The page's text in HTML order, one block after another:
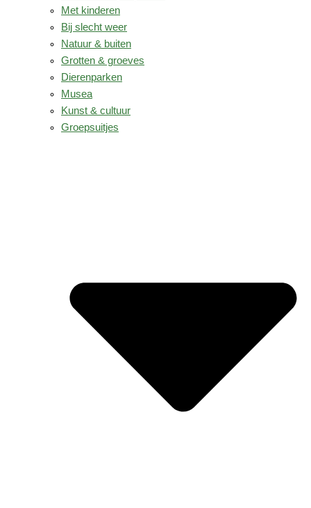
Met kinderen
Bij slecht weer
Natuur & buiten
Grotten & groeves
Dierenparken
Musea
Kunst & cultuur
Groepsuitjes